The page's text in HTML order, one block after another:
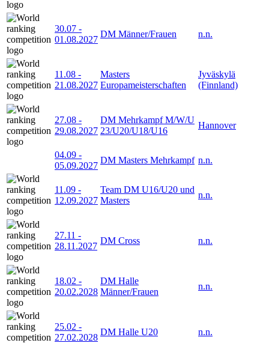
30.07 -
01.08.2027
DM Männer/Frauen n.n.
11.08 -
21.08.2027
Masters
Europameisterschaften
Jyväskylä
(Finnland)
27.08 -
29.08.2027
DM Mehrkampf M/W/U
23/U20/U18/U16
Hannover
04.09 -
05.09.2027
DM Masters Mehrkampf n.n.
11.09 -
12.09.2027
Team DM U16/U20 und
Masters
n.n.
27.11 -
28.11.2027
DM Cross n.n.
18.02 -
20.02.2028
DM Halle
Männer/Frauen
n.n.
25.02 -
27.02.2028
DM Halle U20 n.n.